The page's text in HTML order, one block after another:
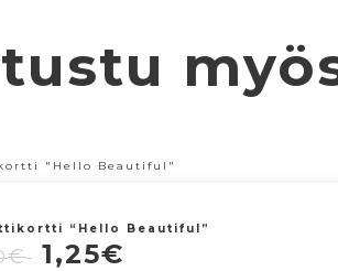
“Hello Beautiful”
€
Alkuperäinen
1,25€